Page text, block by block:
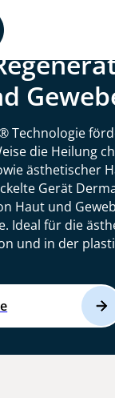
Technologie
die Heilung
ästhetischer
Gerät
Haut und
Ideal für die
und in der